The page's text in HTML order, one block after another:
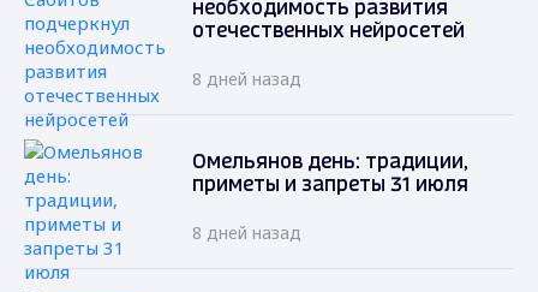
необходимость развития
отечественных нейросетей
8 дней назад
Омельянов день: традиции,
приметы и запреты 31 июля
8 дней назад